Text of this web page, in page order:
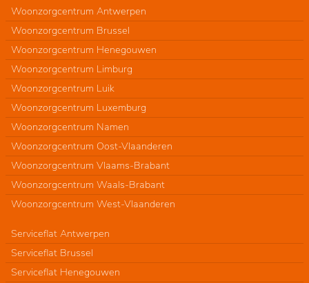
Woonzorgcentrum Antwerpen
Woonzorgcentrum Brussel
Woonzorgcentrum Henegouwen
Woonzorgcentrum Limburg
Woonzorgcentrum Luik
Woonzorgcentrum Luxemburg
Woonzorgcentrum Namen
Woonzorgcentrum Oost-Vlaanderen
Woonzorgcentrum Vlaams-Brabant
Woonzorgcentrum Waals-Brabant
Woonzorgcentrum West-Vlaanderen
Serviceflat Antwerpen
Serviceflat Brussel
Serviceflat Henegouwen